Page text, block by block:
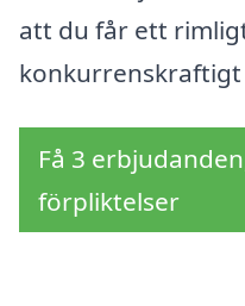
att du får ett
konkurrenskraftigt
Få 3
förpliktelser